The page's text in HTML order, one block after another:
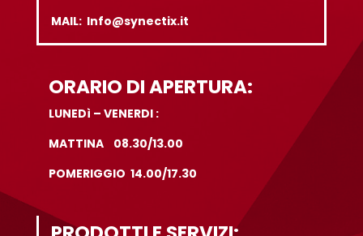
MAIL: Info@synectix.it
ORARIO DI APERTURA:
LUNEDì – VENERDI :
MATTINA 08.30/13.00
POMERIGGIO 14.00/17.30